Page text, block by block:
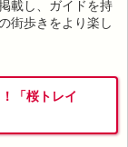
載し、ガイドを持
街歩きをより楽し
「桜トレイ